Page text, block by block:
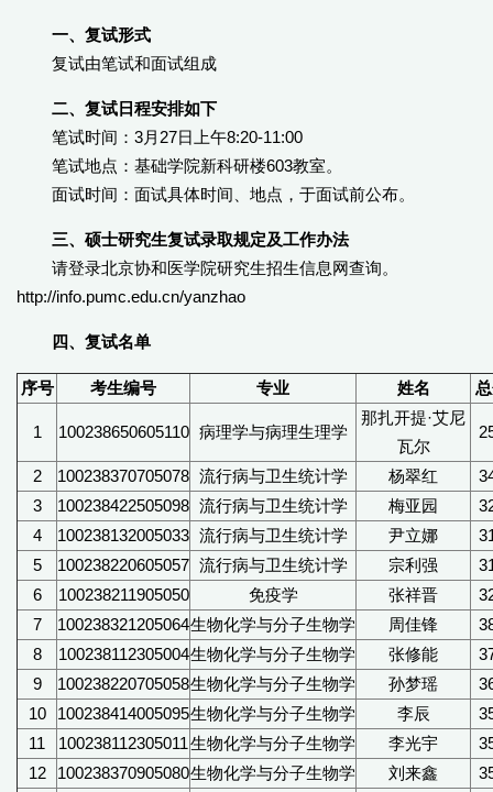
一、复试形式
复试由笔试和面试组成
二、复试日程安排如下
笔试时间：3月27日上午8:20-11:00
笔试地点：基础学院新科研楼603教室。
面试时间：面试具体时间、地点，于面试前公布。
三、硕士研究生复试录取规定及工作办法
请登录北京协和医学院研究生招生信息网查询。
http://info.pumc.edu.cn/yanzhao
四、复试名单
序号 考生编号 专业 姓名
1 100238650605110 病理学与病理生理学
那扎开提·艾尼
瓦尔
2 100238370705078 流行病与卫生统计学 杨翠红
3
100238422505098 流行病与卫生统计学 梅亚园
4
100238132005033 流行病与卫生统计学 尹立娜
5
100238220605057 流行病与卫生统计学 宗利强
6
100238211905050 免疫学 张祥晋
7
100238321205064生物化学与分子生物学 周佳锋
8
100238112305004生物化学与分子生物学 张修能
9
100238220705058生物化学与分子生物学 孙梦瑶
10
100238414005095生物化学与分子生物学 李辰
11
100238112305011生物化学与分子生物学 李光宇
12
100238370905080生物化学与分子生物学 刘来鑫